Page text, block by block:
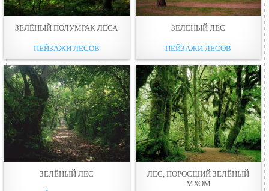
ЗЕЛЁНЫЙ ПОЛУМРАК ЛЕСА
ПЕЙЗАЖИ ЛЕСОВ
ЗЕЛЕНЫЙ ЛЕС
ПЕЙЗАЖИ ЛЕСОВ
ЗЕЛЁНЫЙ ЛЕС
ЛЕС, ПОРОСШИЙ ЗЕЛЁНЫЙ
МХОМ